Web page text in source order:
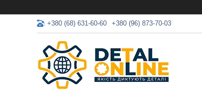
+380 (68) 631-60-60 +380 (96) 873-70-03